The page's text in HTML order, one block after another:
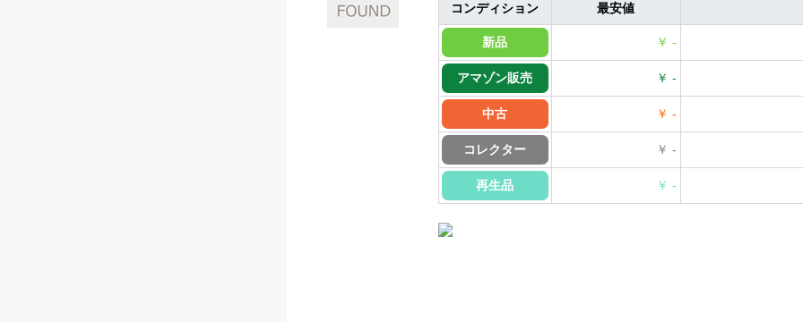
コンディション 最安値
新品 ￥ -
アマゾン販売 ￥ -
中古 ￥ -
コレクター ￥ -
再生品 ￥ -